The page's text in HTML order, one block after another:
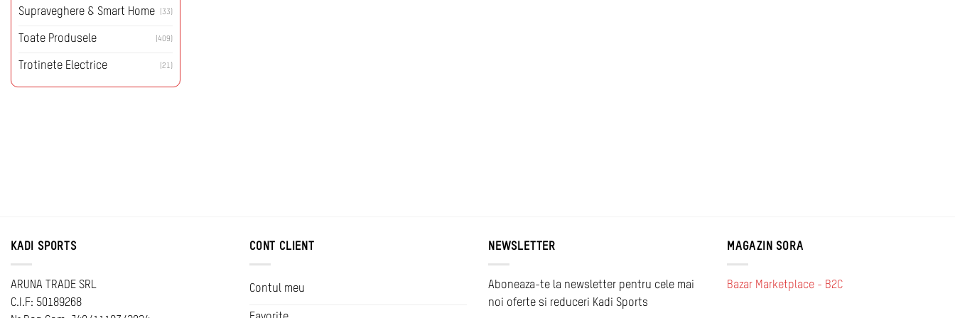
Supraveghere & Smart Home (33)
Toate Produsele (409)
Trotinete Electrice (21)
KADI SPORTS
ARUNA TRADE SRL
C.I.F: 50189268
CONT CLIENT
Contul meu
NEWSLETTER
Aboneaza-te la newsletter pentru cele mai
noi oferte si reduceri Kadi Sports
MAGAZIN SORA
Bazar Marketplace - B2C